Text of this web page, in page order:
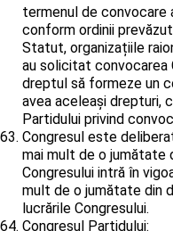
termenul de convocare
conform ordinii
Statut, organizațiile
au solicitat convocarea
dreptul să formeze un
avea aceleași drepturi,
Partidului privind
Congresul este
mai mult de o jumătate
Congresului intră în
mult de o jumătate din
lucrările Congresului.
Congresul Partidului: